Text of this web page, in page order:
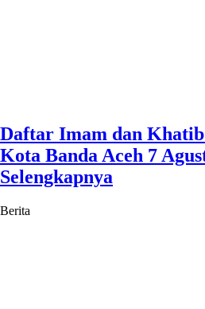
Daftar Imam dan
Kota Banda Aceh 7
Selengkapnya
Berita